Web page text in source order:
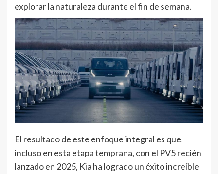
explorar la naturaleza durante el fin de semana.
El resultado de este enfoque integral es que,
incluso en esta etapa temprana, con el PV5 recién
lanzado en 2025, Kia ha logrado un éxito increíble